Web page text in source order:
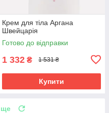
Крем для тіла Аргана
Швейцарія
Готово до відправки
1 332 ₴ 1 531 ₴
Купити
ще